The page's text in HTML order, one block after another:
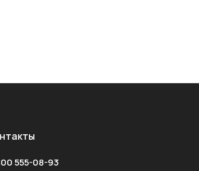
555-08-93